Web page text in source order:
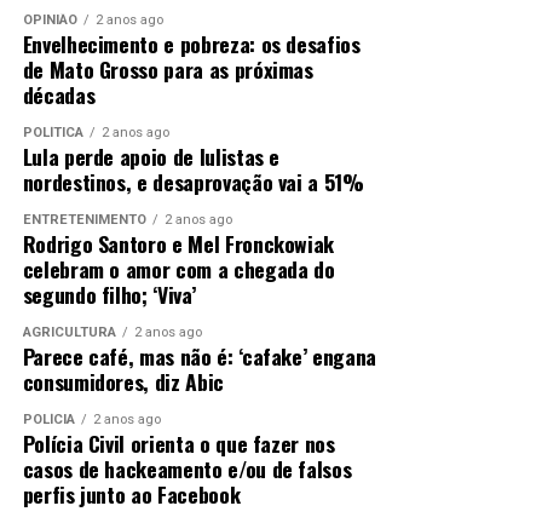
Comentários
RELATED TOPICS: APROVA CORTE DESTAQUE
PEC
PISPASEP POLITICA RESTRIÇÃO
UP NEXT
Moraes manda soltar ex-deputado Daniel Silveira
DON'T MISS
Mauro inaugura 100 km de duplicação da 163 do Posto
Gil a Nova Mutum
OPINIÃO 2 anos ago
Envelhecimento e pobreza: os desafios
de Mato Grosso para as próximas
décadas
POLÍTICA 2 anos ago
Lula perde apoio de lulistas e
nordestinos, e desaprovação vai a 51%
ENTRETENIMENTO 2 anos ago
Rodrigo Santoro e Mel Fronckowiak
celebram o amor com a chegada do
segundo filho; ‘Viva’
AGRICULTURA 2 anos ago
Parece café, mas não é: ‘cafake’ engana
consumidores, diz Abic
POLÍCIA 2 anos ago
Polícia Civil orienta o que fazer nos
casos de hackeamento e/ou de falsos
perfis junto ao Facebook